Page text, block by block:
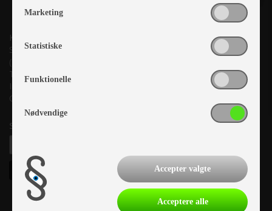
Kronjyllands Camping Center A/S
Suderholmen 10, 8960 Randers SØ
(Lige ud til Grenåvej)
Tlf. +45 87 10 98 70
Info@as-kcc.dk
CVR: 33 38 77 33
Samtykke til nyhedsbrev
Marketing
Statistiske
Funktionelle
Nødvendige
Accepter valgte
Acceptere alle